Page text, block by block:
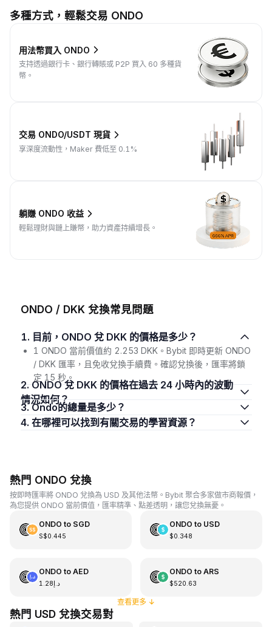
多種方式，輕鬆交易 ONDO
用法幣買入 ONDO
支持透過銀行卡、銀行轉賬或 P2P 買入 60 多種貨
幣。
交易 ONDO/USDT 現貨
享深度流動性，Maker 費低至 0.1%
躺賺 ONDO 收益
輕鬆理財與鏈上賺幣，助力資產持續增長。
ONDO / DKK 兌換常見問題
1. 目前，ONDO 兌 DKK 的價格是多少？
1 ONDO 當前價值約 2.253 DKK。Bybit 即時更新 ONDO
/ DKK 匯率，且免收兌換手續費。確認兌換後，匯率將鎖
定 15 秒。
2. ONDO 兌 DKK 的價格在過去 24 小時內的波動
情況如何？
3. Ondo的總量是多少？
4. 在哪裡可以找到有關交易的學習資源？
熱門 ONDO 兌換
按即時匯率將 ONDO 兌換為 USD 及其他法幣。Bybit 聚合多家做市商報價，
為您提供 ONDO 當前價值，匯率精準、點差透明，讓您兌換無憂。
ONDO to SGD
S$0.445
ONDO to USD
$0.348
ONDO to AED
د.إ1.28
ONDO to ARS
$520.63
查看更多↓
熱門 USD 兌換交易對